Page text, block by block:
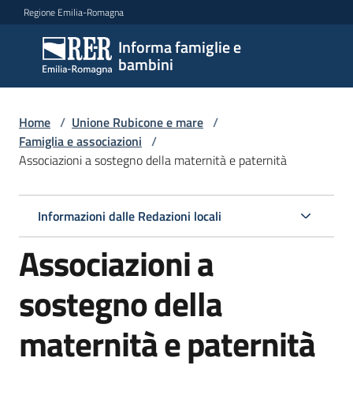
Vai al contenuto
Vai alla navigazione
Vai al footer
Regione Emilia-Romagna
Informa famiglie e
bambini
Informa
famiglie
e
bambini
per
famiglie
Home / Unione Rubicone e mare /
Famiglia e associazioni /
Associazioni a sostegno della maternità e paternità
Informazioni dalle Redazioni locali
Associazioni a
sostegno della
maternità e paternità